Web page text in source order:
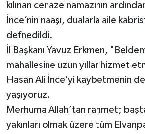
kılınan cenaze namazının
İnce’nin naaşı, dualarla aile
defnedildi.
İl Başkanı Yavuz Erkmen,
mahallesine uzun yıllar hizmet
Hasan Ali İnce’yi kaybetmenin
yaşıyoruz.
Merhuma Allah’tan rahmet;
yakınları olmak üzere tüm